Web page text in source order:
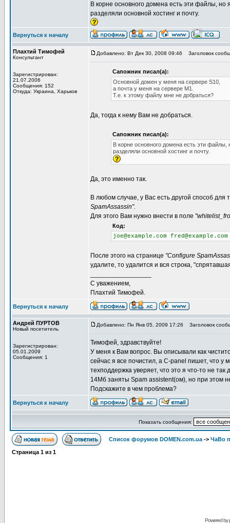
В корне основного домена есть эти файлы, но
разделяли основной хостинг и почту.
Вернуться к началу
Плахтий Тимофей
Консультант
Зарегистрирован:
21.07.2006
Сообщения: 152
Откуда: Украина, Харьков
Добавлено: Вт Дек 30, 2008 09:46 Заголовок
Сапожник писал(а):
Основной домен у меня на сервере S10,
а почта у меня на сервере M1.
Т.е. к этому файлу мне не добраться?
Да, тогда к нему Вам не добраться.
Сапожник писал(а):
В корне основного домена есть эти файлы,
разделяли основной хостинг и почту.
Да, это именно так.
В любом случае, у Вас есть другой способ для
SpamAssassin".
Для этого Вам нужно внести в поле
Код:
joe@example.com
После этого на странице "Configure
удалите, то удалится и вся строка,
С уважением,
Плахтий Тимофей.
Вернуться к началу
Андрей ПУРТОВ
Новый посетитель
Зарегистрирован:
05.01.2009
Сообщения: 1
Добавлено: Пн Янв 05, 2009 17:26 Заголовок
Тимофей, здравствуйте!
У меня к Вам вопрос. Вы описывали как
сейчас я все почистил, а С-panel пишет, что
техподдержка уверяет, что это я что-то не
14Мб заняты Spam assistent(ом), но при этом
Подскажите в чем проблема?
Вернуться к началу
Показать сообщения:
Список форумов DOMEN.com.ua -> ЧаВо
Страница 1 из 1
Powered by